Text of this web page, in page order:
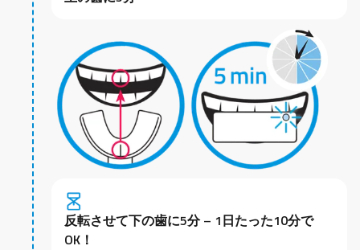
反転させて下の歯に5分 – 1日たった10分で
OK！